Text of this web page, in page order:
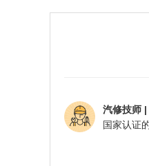
汽修技师 |